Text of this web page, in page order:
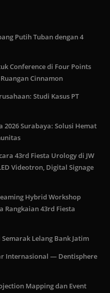
Putih Tuban dengan 4
Conference di Four Points
Cinnamon
Studi Kasus PT
Surabaya: Solusi Hemat
43rd Fiesta Urology di JW
Videotron, Digital Signage
Hybrid Workshop
Rangkaian 43rd Fiesta
Lelang Bank Jatim
Internasional — Dentisphere
Mapping dan Event